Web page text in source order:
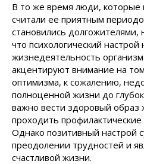
В то же время люди, которые
считали ее приятным
становились долгожителями,
что психологический
жизнедеятельность
акцентируют внимание на
оптимизма, к сожалению,
полноценной жизни до
важно вести здоровый образ
проходить
Однако позитивный настрой
преодолении трудностей и
счастливой жизни.